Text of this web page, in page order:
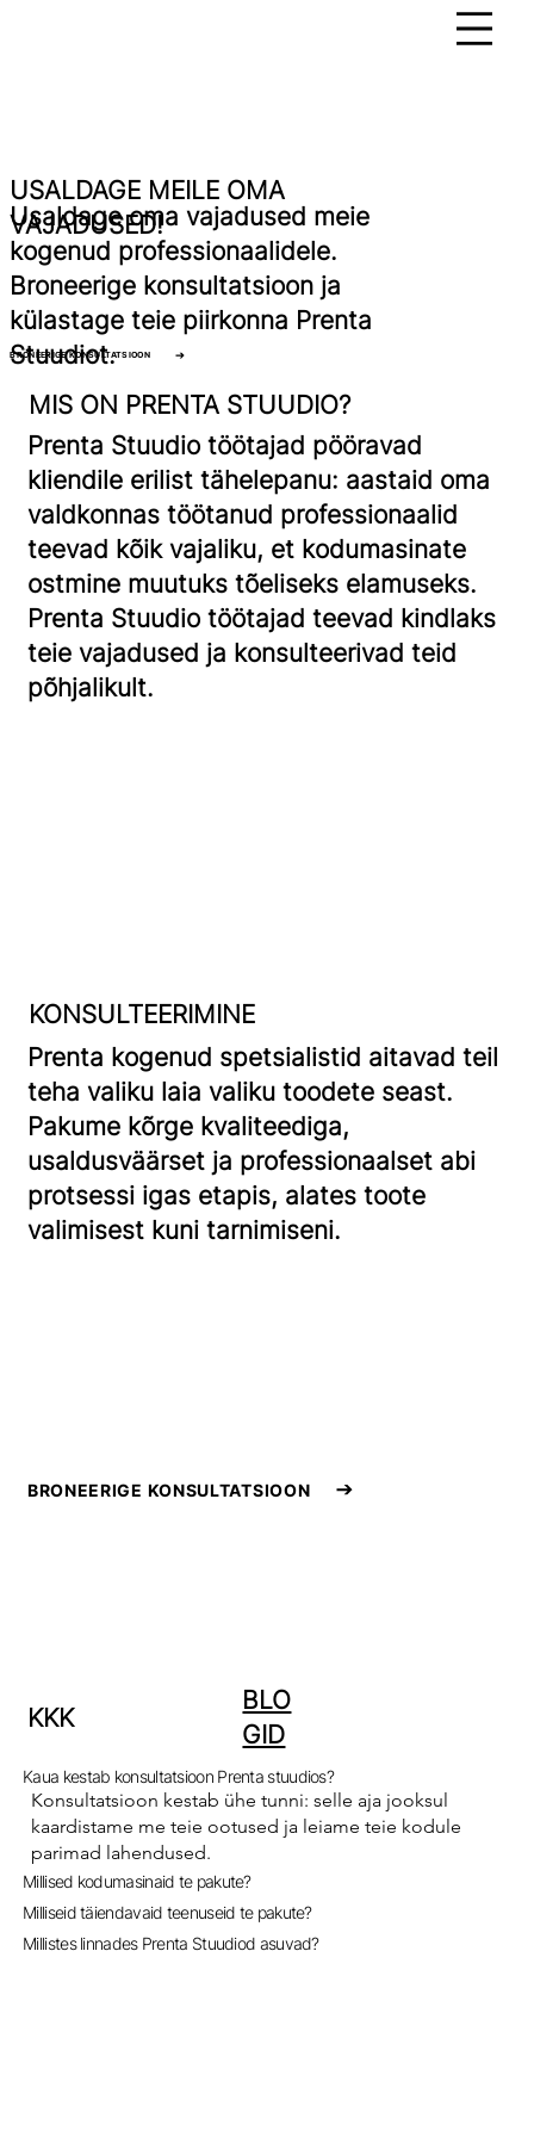
BRONEERIGE KONSULTATSIOON
Usaldage oma vajadused meie
kogenud professionaalidele.
Broneerige konsultatsioon ja
külastage teie piirkonna Prenta
Stuudiot.
USALDAGE MEILE OMA
VAJADUSED!
MIS ON PRENTA STUUDIO?
Prenta Stuudio töötajad pööravad
kliendile erilist tähelepanu: aastaid oma
valdkonnas töötanud professionaalid
teevad kõik vajaliku, et kodumasinate
ostmine muutuks tõeliseks elamuseks.
Prenta Stuudio töötajad teevad kindlaks
teie vajadused ja konsulteerivad teid
põhjalikult.
KONSULTEERIMINE
BRONEERIGE KONSULTATSIOON
Prenta kogenud spetsialistid aitavad teil
teha valiku laia valiku toodete seast.
Pakume kõrge kvaliteediga,
usaldusväärset ja professionaalset abi
protsessi igas etapis, alates toote
valimisest kuni tarnimiseni.
BLO
GID
Kaua kestab konsultatsioon Prenta stuudios?
Konsultatsioon kestab ühe tunni: selle aja jooksul
kaardistame me teie ootused ja leiame teie kodule
parimad lahendused.
Millised kodumasinaid te pakute?
Milliseid täiendavaid teenuseid te pakute?
Millistes linnades Prenta Stuudiod asuvad?
KKK